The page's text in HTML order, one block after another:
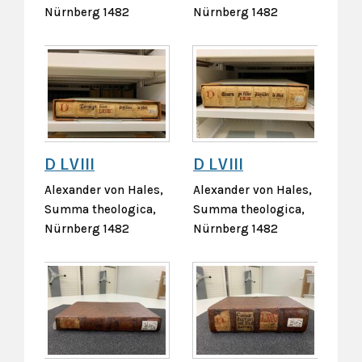
Nürnberg 1482
Nürnberg 1482
D LVIII
Alexander von Hales,
Summa theologica,
Nürnberg 1482
D LVIII
Alexander von Hales,
Summa theologica,
Nürnberg 1482